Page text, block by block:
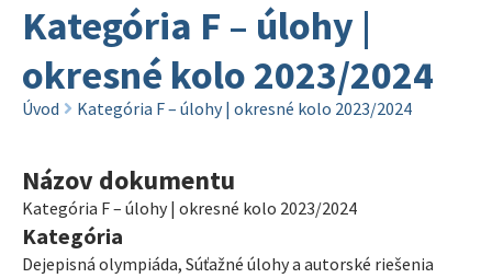
Kategória F – úlohy |
okresné kolo 2023/2024
Úvod Kategória F – úlohy | okresné kolo 2023/2024
Názov dokumentu
Kategória F – úlohy | okresné kolo 2023/2024
Kategória
Dejepisná olympiáda, Súťažné úlohy a autorské riešenia